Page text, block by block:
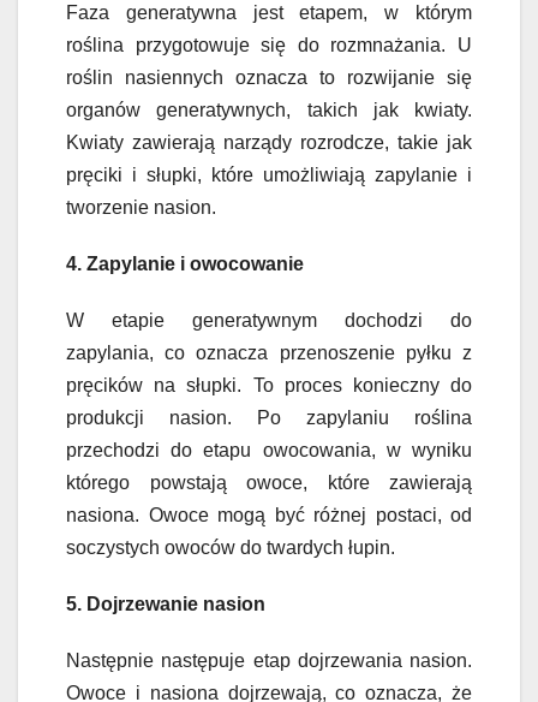
Faza generatywna jest etapem, w którym
roślina przygotowuje się do rozmnażania. U
roślin nasiennych oznacza to rozwijanie się
organów generatywnych, takich jak kwiaty.
Kwiaty zawierają narządy rozrodcze, takie jak
pręciki i słupki, które umożliwiają zapylanie i
tworzenie nasion.
4. Zapylanie i owocowanie
W etapie generatywnym dochodzi do
zapylania, co oznacza przenoszenie pyłku z
pręcików na słupki. To proces konieczny do
produkcji nasion. Po zapylaniu roślina
przechodzi do etapu owocowania, w wyniku
którego powstają owoce, które zawierają
nasiona. Owoce mogą być różnej postaci, od
soczystych owoców do twardych łupin.
5. Dojrzewanie nasion
Następnie następuje etap dojrzewania nasion.
Owoce i nasiona dojrzewają, co oznacza, że